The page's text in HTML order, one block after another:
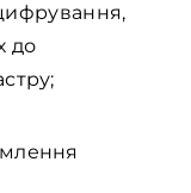
до